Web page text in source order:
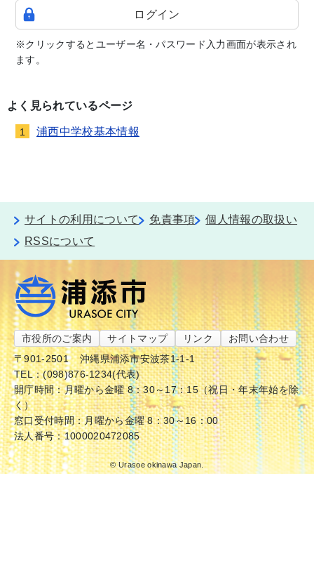
ログイン
※クリックするとユーザー名・パスワード入力画面が表示され
ます。
よく見られているページ
1 浦西中学校基本情報
サイトの利用について 免責事項
個人情報の取扱い
RSSについて
市役所のご案内 サイトマップ リンク
お問い合わせ
〒901-2501
沖縄県浦添市安波茶1-1-1
TEL：(098)876-1234(代表)
開庁時間：月曜から金曜 8：30～17：15（祝日・年末年始を除
く）
窓口受付時間：月曜から金曜 8：30～16：00
法人番号：1000020472085
© Urasoe okinawa Japan.